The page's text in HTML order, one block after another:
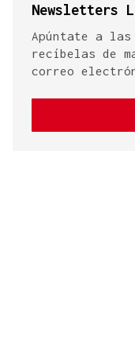
Newsletters
Apúntate a
recíbelas de
correo